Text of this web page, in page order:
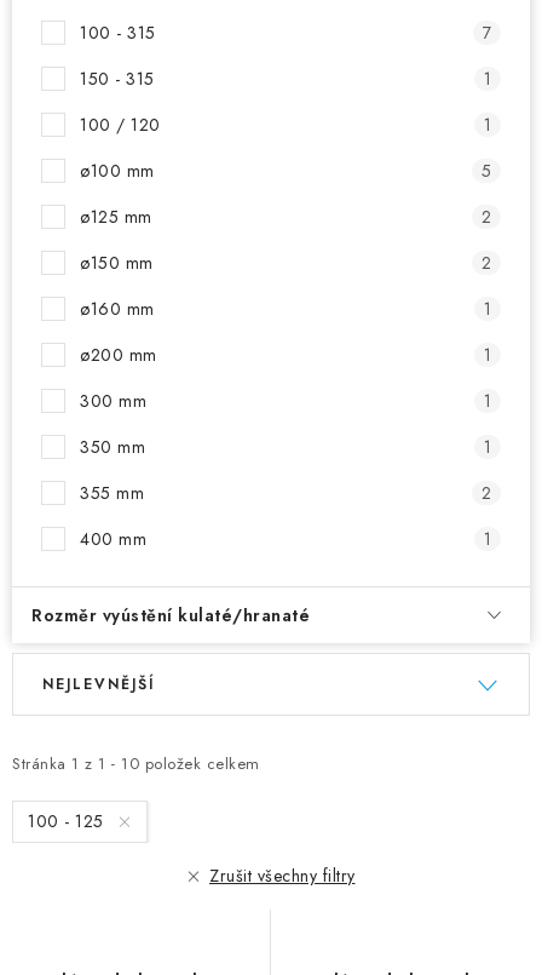
100 - 315
7
150 - 315
1
100 / 120
1
ø100 mm
5
ø125 mm
2
ø150 mm
2
ø160 mm
1
ø200 mm
1
300 mm
1
350 mm
1
355 mm
2
400 mm
1
Rozměr vyústění kulaté/hranaté
Výpis produktů
Stránka 1 z 1 - 10 položek celkem
Řazení produktů
NEJLEVNĚJŠÍ
100 - 125
Zrušit všechny filtry